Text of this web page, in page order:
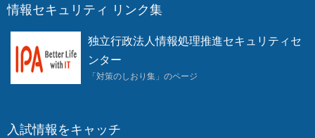
情報セキュリティ リンク集
独立行政法人情報処理推進セキュリティセ
ンター
「対策のしおり集」のページ
入試情報をキャッチ